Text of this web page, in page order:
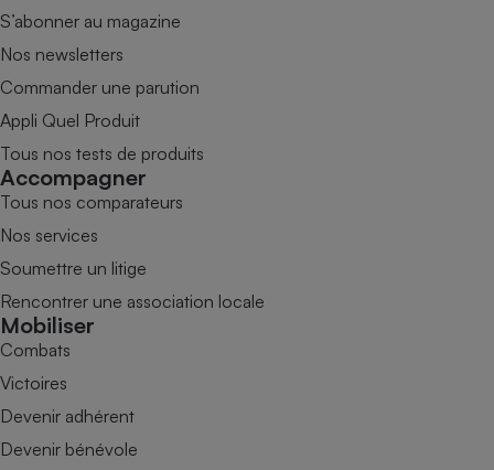
S’abonner au magazine
Nos newsletters
Commander une parution
Appli Quel Produit
Tous nos tests de produits
Accompagner
Tous nos comparateurs
Nos services
Soumettre un litige
Rencontrer une association locale
Mobiliser
Combats
Victoires
Devenir adhérent
Devenir bénévole